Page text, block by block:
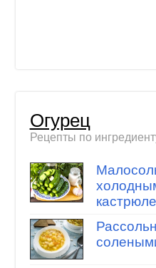
Огурец
Рецепты по